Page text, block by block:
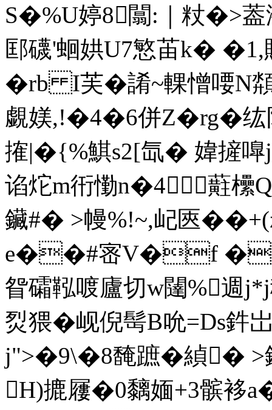
S�%U婷8闒:｜粀�>葢
邼礣'蛔娂U7慜苖k� �1,
�rb I芙�誵~輠憎喓N
覷媄,!�4�6併
搉|�{%鯕s2[氙� 媁摌
谄炨m衎懄n�4蘣欙
鑶#� >幔%!~,屺匧
e��#宻V�f
眢礵鞃喥廬切w闥%週
烮猥�岘倪髩B吮=Ds鈝
j">�9\�8馣蹠�緽� >
H)摝屨�0黐媔+3髌